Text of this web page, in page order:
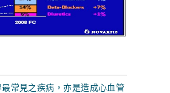
見之疾病，亦是造成心血管